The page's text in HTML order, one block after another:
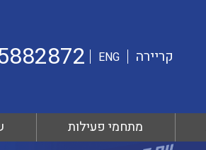
קריירה ENG
054-882-0246 WhatsApp
מתחמי פעילות